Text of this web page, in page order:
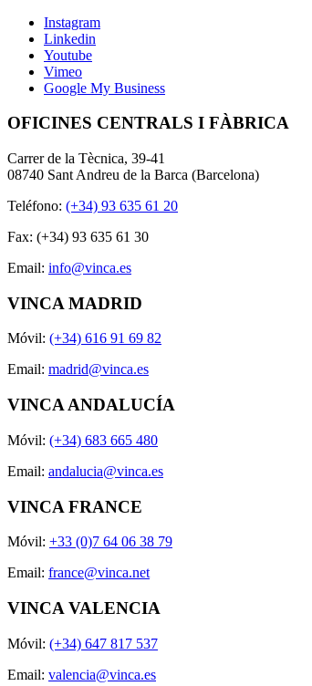
Instagram
Linkedin
Youtube
Vimeo
Google My Business
OFICINES CENTRALS I FÀBRICA
Carrer de la Tècnica, 39-41
08740 Sant Andreu de la Barca (Barcelona)
Teléfono: (+34) 93 635 61 20
Fax: (+34) 93 635 61 30
Email: info@vinca.es
VINCA MADRID
Móvil: (+34) 616 91 69 82
Email: madrid@vinca.es
VINCA ANDALUCÍA
Móvil: (+34) 683 665 480
Email: andalucia@vinca.es
VINCA FRANCE
Móvil: +33 (0)7 64 06 38 79
Email: france@vinca.net
VINCA VALENCIA
Móvil: (+34) 647 817 537
Email: valencia@vinca.es